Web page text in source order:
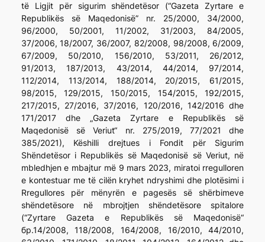
të Ligjit për sigurim shëndetësor (“Gazeta Zyrtare e
Republikës së Maqedonisë” nr. 25/2000, 34/2000,
96/2000, 50/2001, 11/2002, 31/2003, 84/2005,
37/2006, 18/2007, 36/2007, 82/2008, 98/2008, 6/2009,
67/2009, 50/2010, 156/2010, 53/2011, 26/2012,
91/2013, 187/2013, 43/2014, 44/2014, 97/2014,
112/2014, 113/2014, 188/2014, 20/2015, 61/2015,
98/2015, 129/2015, 150/2015, 154/2015, 192/2015,
217/2015, 27/2016, 37/2016, 120/2016, 142/2016 dhe
171/2017 dhe „Gazeta Zyrtare e Republikës së
Maqedonisë së Veriut“ nr. 275/2019, 77/2021 dhe
385/2021), Këshilli drejtues i Fondit për Sigurim
Shëndetësor i Republikës së Maqedonisë së Veriut, në
mbledhjen e mbajtur më 9 mars 2023, miratoi rregulloren
e kontestuar me të cilën kryhet ndryshimi dhe plotësimi i
Rregullores për mënyrën e pagesës së shërbimeve
shëndetësore në mbrojtjen shëndetësore spitalore
(“Zyrtare Gazeta e Republikës së Maqedonisë“
бр.14/2008, 118/2008, 164/2008, 16/2010, 44/2010,